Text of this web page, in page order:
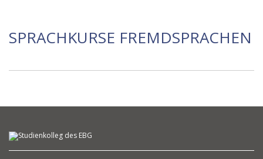
SPRACHKURSE FREMDSPRACHEN